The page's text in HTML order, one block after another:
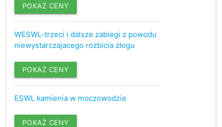
POKAŻ CENY
WESWL-trzeci i dalsze zabiegi z powodu
niewystarczajacego rozbicia złogu
POKAŻ CENY
ESWL kamienia w moczowodzie
POKAŻ CENY